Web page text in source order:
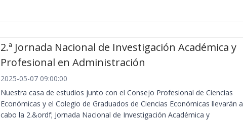
2.ª Jornada Nacional de Investigación Académica y
Profesional en Administración
2025-05-07 09:00:00
Nuestra casa de estudios junto con el Consejo Profesional de Ciencias
Económicas y el Colegio de Graduados de Ciencias Económicas llevarán a
cabo la 2.&ordf; Jornada Nacional de Investigación Académica y